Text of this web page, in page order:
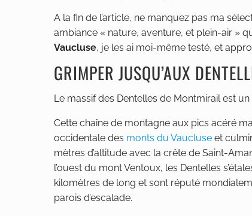
A la fin de l’article, ne manquez pas ma
ambiance « nature, aventure, et plein-air »
Vaucluse, je les ai moi-même testé, et
GRIMPER JUSQU’AUX
Le massif des Dentelles de Montmirail est
Cette chaîne de montagne aux pics acéré
occidentale des monts du Vaucluse et
mètres d’altitude avec la crête de Saint-
l’ouest du mont Ventoux, les Dentelles
kilomètres de long et sont réputé
parois d’escalade.